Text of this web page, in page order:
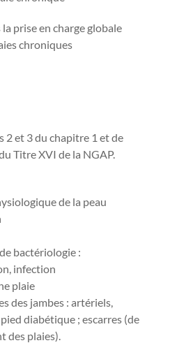
prise en charge globale
chroniques
et 3 du chapitre 1 et de
Titre XVI de la NGAP.
de la peau
bactériologie :
infection
plaie
des jambes : artériels,
diabétique ; escarres (de
des plaies).